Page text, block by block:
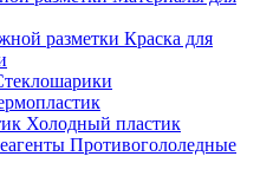
Краска для
Холодный пластик
Противогололедные